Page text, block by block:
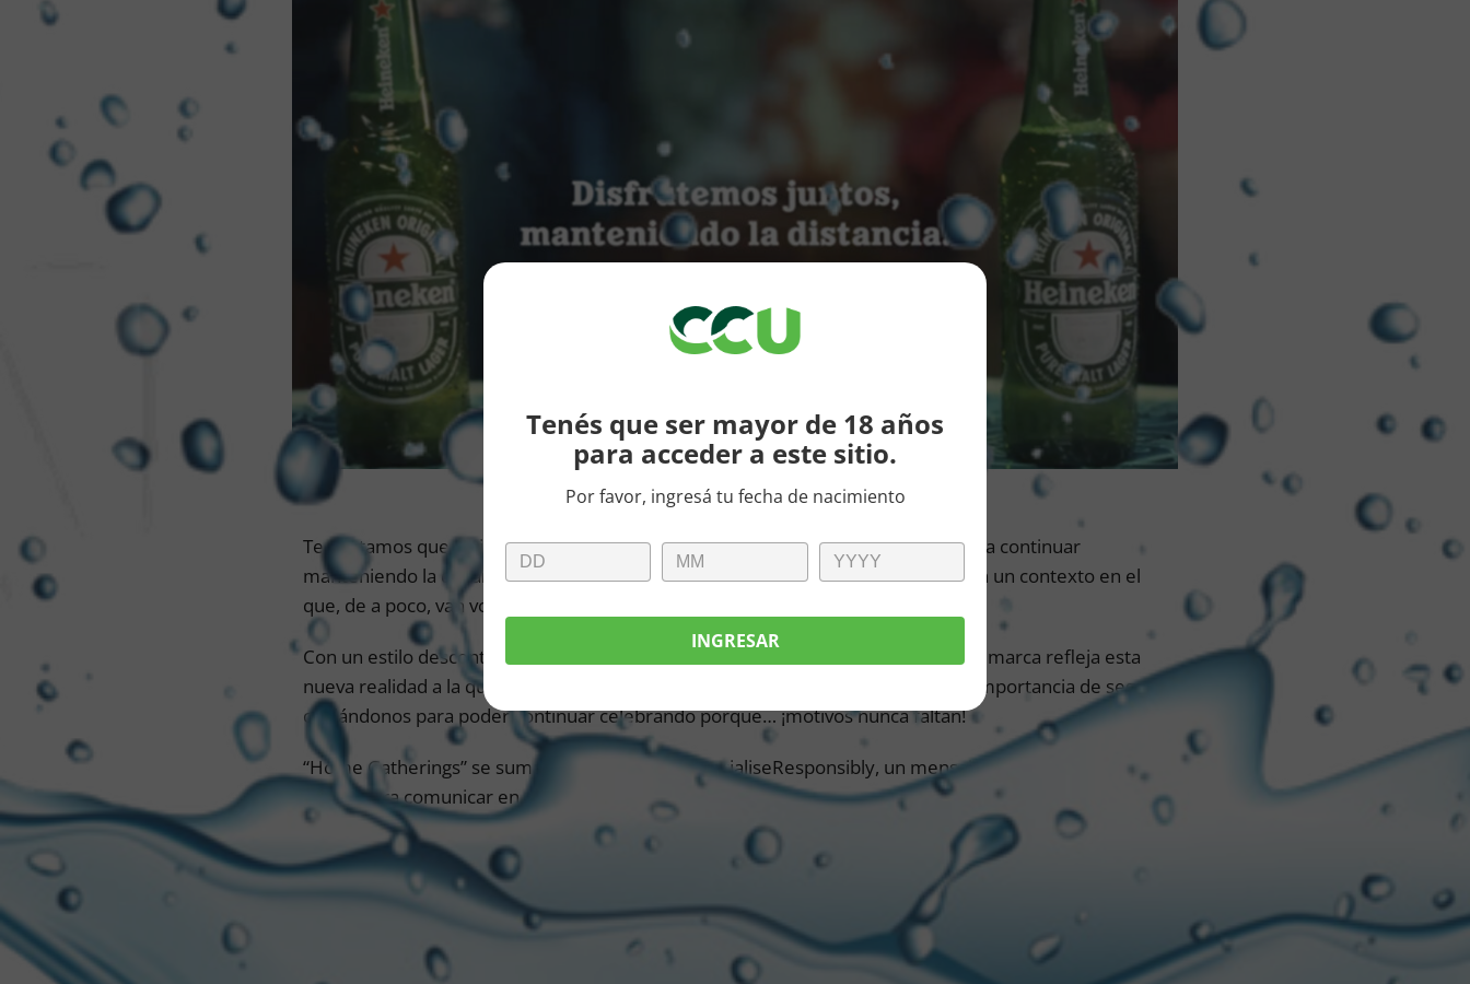
Tenés que ser mayor de 18 años
para acceder a este sitio.
Por favor, ingresá tu fecha de nacimiento
INGRESAR
Te contamos que Heineken vuelve a levantar la voz con un nuevo spot que invita a continuar
manteniendo la distancia justa para disfrutar y sociabilizar responsablemente, en un contexto en el
que, de a poco, van volviendo los encuentros y las juntadas entre amigos.
Con un estilo descontracturado y con humor, la nueva campaña publicitaria de la marca refleja esta
nueva realidad a la que aún nos estamos adaptando. Heineken nos recuerda la importancia de seguir
cuidándonos para poder continuar celebrando porque… ¡motivos nunca faltan!
“Home Gatherings” se suma a la campaña de #SocialiseResponsibly, un mensaje que eligió nuestra
marca para comunicar en el contexto de pandemia.
“Estamos muy contentos de poder volver a nuestros espacios de encuentro y festejo con amigos y
familiares. Sin embargo, es fundamental transmitir un mensaje balanceado entre el entusiasmo de
volver a las juntadas y a su vez, asumir un rol de compromiso y responsabilidad frente a la situación
de pandemia que continuamos transitando. Esto es sólo el comienzo de lo mejor que vendrá y queda
bajo nuestro poder, aprovechar las oportunidades de divertirnos sin dejar de cuidarnos”, comentó